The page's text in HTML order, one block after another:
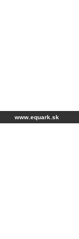
www.equark.sk